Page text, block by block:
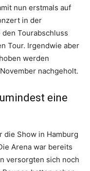
nun erstmals auf
in der
Tourabschluss
Tour. Irgendwie aber
werden
nachgeholt.
eine
die Show in Hamburg
Arena war bereits
versorgten sich noch